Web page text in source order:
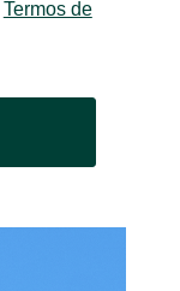
Termos de